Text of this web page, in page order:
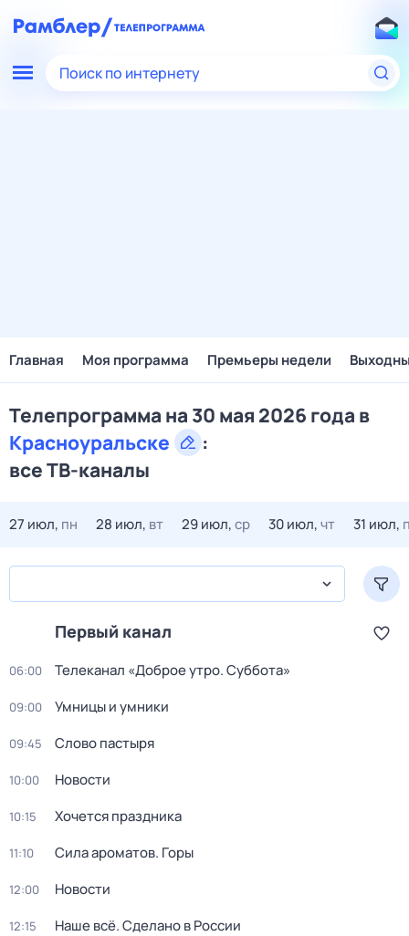
Поиск по интернету
Главная Моя программа Премьеры недели
Телепрограмма на 30 мая 2026 года в
Красноуральске
:
все ТВ-каналы
27 июл, пн 28 июл, вт 29 июл,ср 30 июл,чт 31 июл,
Первый канал
06:00 Телеканал «Доброе утро. Суббота»
09:00 Умницы и умники
09:45 Слово пастыря
10:00 Новости
10:15 Хочется праздника
11:10 Сила ароматов. Горы
12:00 Новости
12:15 Наше всё. Сделано в России